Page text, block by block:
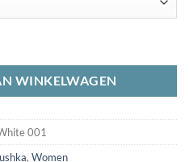
WINKELWAGEN
001
, Women